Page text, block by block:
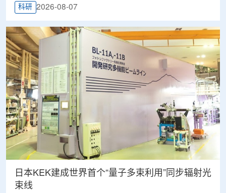
科研 2026-08-07
日本KEK建成世界首个“量子多束利用”同步辐射光
束线